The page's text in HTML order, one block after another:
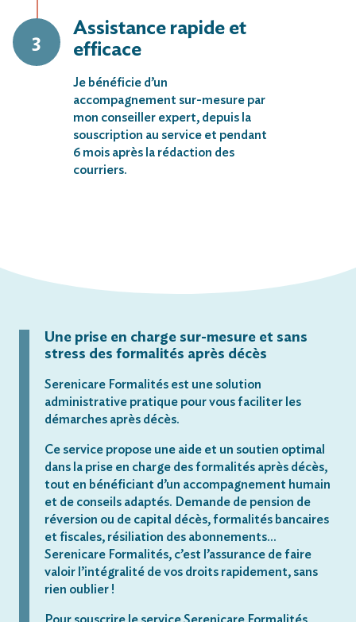
Assistance rapide et
efficace
Je bénéficie d’un
accompagnement sur-mesure par
mon conseiller expert, depuis la
souscription au service et pendant
6 mois après la rédaction des
courriers.
Une prise en charge sur-mesure et sans
stress des formalités après décès
Serenicare Formalités est une solution
administrative pratique pour vous faciliter les
démarches après décès.
Ce service propose une aide et un soutien optimal
dans la prise en charge des formalités après décès,
tout en bénéficiant d’un accompagnement humain
et de conseils adaptés. Demande de pension de
réversion ou de capital décès, formalités bancaires
et fiscales, résiliation des abonnements…
Serenicare Formalités, c’est l’assurance de faire
valoir l’intégralité de vos droits rapidement, sans
rien oublier !